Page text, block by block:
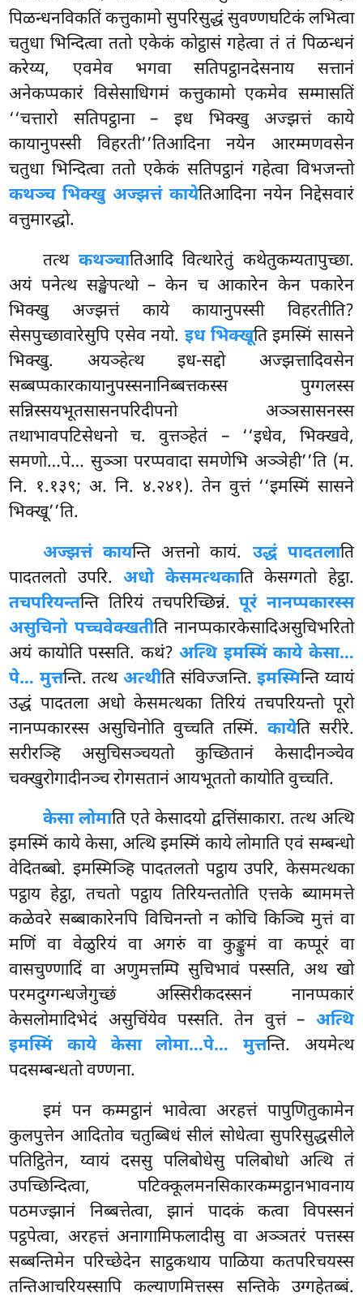
पिळन्धनविकतिं कत्तुकामो सुपरिसुद्धं सुवण्णघटिकं लभित्वा
चतुधा भिन्दित्वा ततो एकेकं कोट्ठासं गहेत्वा तं तं पिळन्धनं
करेय्य, एवमेव भगवा सतिपट्ठानदेसनाय सत्तानं
अनेकप्पकारं विसेसाधिगमं कत्तुकामो एकमेव सम्मासतिं
‘‘चत्तारो सतिपट्ठाना – इध भिक्खु अज्झत्तं काये
कायानुपस्सी विहरती’’तिआदिना नयेन आरम्मणवसेन
चतुधा भिन्दित्वा ततो एकेकं सतिपट्ठानं गहेत्वा विभजन्तो
कथञ्च भिक्खु अज्झत्तं कायेतिआदिना नयेन निद्देसवारं
वत्तुमारद्धो.
तत्थ कथञ्चातिआदि वित्थारेतुं कथेतुकम्यतापुच्छा.
अयं पनेत्थ सङ्खेपत्थो – केन च आकारेन केन पकारेन
भिक्खु अज्झत्तं काये कायानुपस्सी विहरतीति?
सेसपुच्छावारेसुपि एसेव नयो. इध भिक्खूति इमस्मिं सासने
भिक्खु. अयञ्हेत्थ इध-सद्दो अज्झत्तादिवसेन
सब्बप्पकारकायानुपस्सनानिब्बत्तकस्स पुग्गलस्स
सन्निस्सयभूतसासनपरिदीपनो अञ्ञसासनस्स
तथाभावपटिसेधनो च. वुत्तञ्हेतं – ‘‘इधेव, भिक्खवे,
समणो…पे… सुञ्ञा परप्पवादा समणेभिअञ्ञेही’’ति (म.
नि. १.१३९; अ. नि. ४.२४१). तेन वुत्तं ‘‘इमस्मिं सासने
भिक्खू’’ति.
अज्झत्तं कायन्ति अत्तनो कायं. उद्धं पादतलाति
पादतलतो उपरि.अधो केसमत्थकाति केसग्गतो हेट्ठा.
तचपरियन्तन्ति तिरियं तचपरिच्छिन्नं.पूरं नानप्पकारस्स
असुचिनो पच्चवेक्खतीति नानप्पकारकेसादिअसुचिभरितो
अयं कायोति पस्सति. कथं?अत्थि इमस्मिं काये केसा…
पे… मुत्तन्ति. तत्थअत्थीति संविज्जन्ति.इमस्मिन्ति य्वायं
उद्धं पादतला अधो केसमत्थका तिरियं तचपरियन्तो पूरो
नानप्पकारस्स असुचिनोति वुच्चति तस्मिं. कायेति सरीरे.
सरीरञ्हिअसुचिसञ्चयतो कुच्छितानं केसादीनञ्चेव
चक्खुरोगादीनञ्च रोगसतानं आयभूततो कायोति वुच्चति.
केसा लोमाति एते केसादयो द्वत्तिंसाकारा. तत्थ अत्थि
इमस्मिं काये केसा, अत्थि इमस्मिं काये लोमाति एवं सम्बन्धो
वेदितब्बो. इमस्मिञ्हि पादतलतो पट्ठाय उपरि, केसमत्थका
पट्ठाय हेट्ठा, तचतो पट्ठाय तिरियन्ततोति एत्तके ब्याममत्ते
कळेवरे सब्बाकारेनपि विचिनन्तो न कोचि किञ्चि मुत्तं वा
मणिं वा वेळुरियं वा अगरुं वा कुङ्कुमं वा कप्पूरं वा
वासचुण्णादिं वा अणुमत्तम्पि सुचिभावं पस्सति, अथ खो
परमदुग्गन्धजेगुच्छं अस्सिरीकदस्सनं नानप्पकारं
केसलोमादिभेदं असुचिंयेव पस्सति. तेन वुत्तं – अत्थि
इमस्मिं काये केसा लोमा…पे… मुत्तन्ति. अयमेत्थ
पदसम्बन्धतो वण्णना.
इमं पन कम्मट्ठानं भावेत्वा अरहत्तं पापुणितुकामेन
कुलपुत्तेन आदितोव चतुब्बिधं सीलंसोधेत्वा सुपरिसुद्धसीले
पतिट्ठितेन, य्वायं दससु पलिबोधेसु पलिबोधो अत्थि तं
उपच्छिन्दित्वा, पटिक्कूलमनसिकारकम्मट्ठानभावनाय
पठमज्झानं निब्बत्तेत्वा, झानं पादकं कत्वा विपस्सनं
पट्ठपेत्वा, अरहत्तं अनागामिफलादीसु वा अञ्ञतरं पत्तस्स
सब्बन्तिमेन परिच्छेदेन साट्ठकथाय पाळिया कतपरिचयस्स
तन्तिआचरियस्सापि कल्याणमित्तस्स सन्तिके उग्गहेतब्बं.